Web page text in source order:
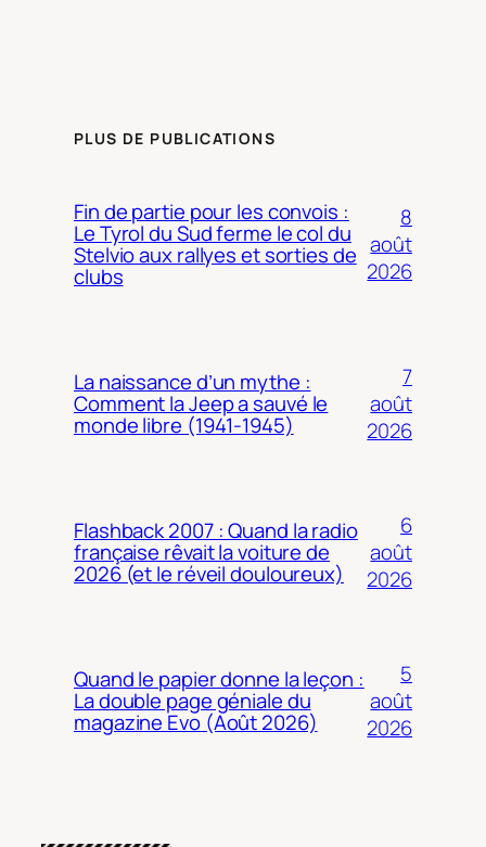
PLUS DE PUBLICATIONS
Fin de partie pour les convois :
Le Tyrol du Sud ferme le col du
Stelvio aux rallyes et sorties de
clubs
8
août
2026
La naissance d’un mythe :
Comment la Jeep a sauvé le
monde libre (1941-1945)
7
août
2026
Flashback 2007 : Quand la radio
française rêvait la voiture de
2026 (et le réveil douloureux)
6
août
2026
Quand le papier donne la leçon :
La double page géniale du
magazine Evo (Août 2026)
5
août
2026